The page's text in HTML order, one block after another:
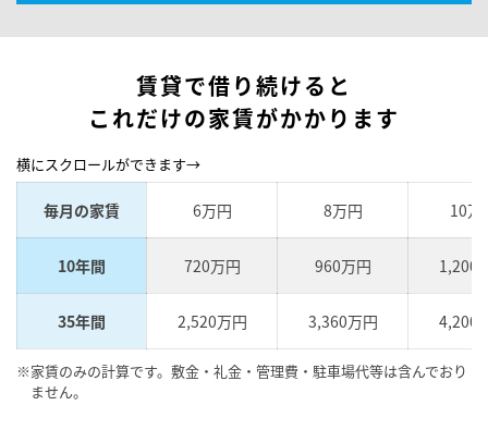
賃貸で借り続けると
これだけの家賃がかかります
横にスクロールができます→
毎月の家賃 6万円 8万円 10万
10年間 720万円 960万円 1,200
35年間 2,520万円 3,360万円 4,200
※家賃のみの計算です。敷金・礼金・管理費・駐車場代等は含んでおり
ません。